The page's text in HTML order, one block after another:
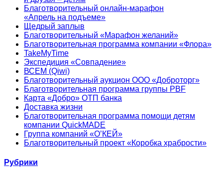
Благотворительный онлайн‑марафон
«Апрель на подъеме»
Щедрый заплыв
Благотворительный «Марафон желаний»
Благотворительная программа компании «Флора»
TakeMyTime
Экспедиция «Совпадение»
ВСЕМ (Qiwi)
Благотворительный аукцион ООО «Доброторг»
Благотворительная программа группы PBF
Карта «Добро» ОТП банка
Доставка жизни
Благотворительная программа помощи детям
компании QuickMADE
Группа компаний «О’КЕЙ»
Благотворительный проект «Коробка храбрости»
Рубрики